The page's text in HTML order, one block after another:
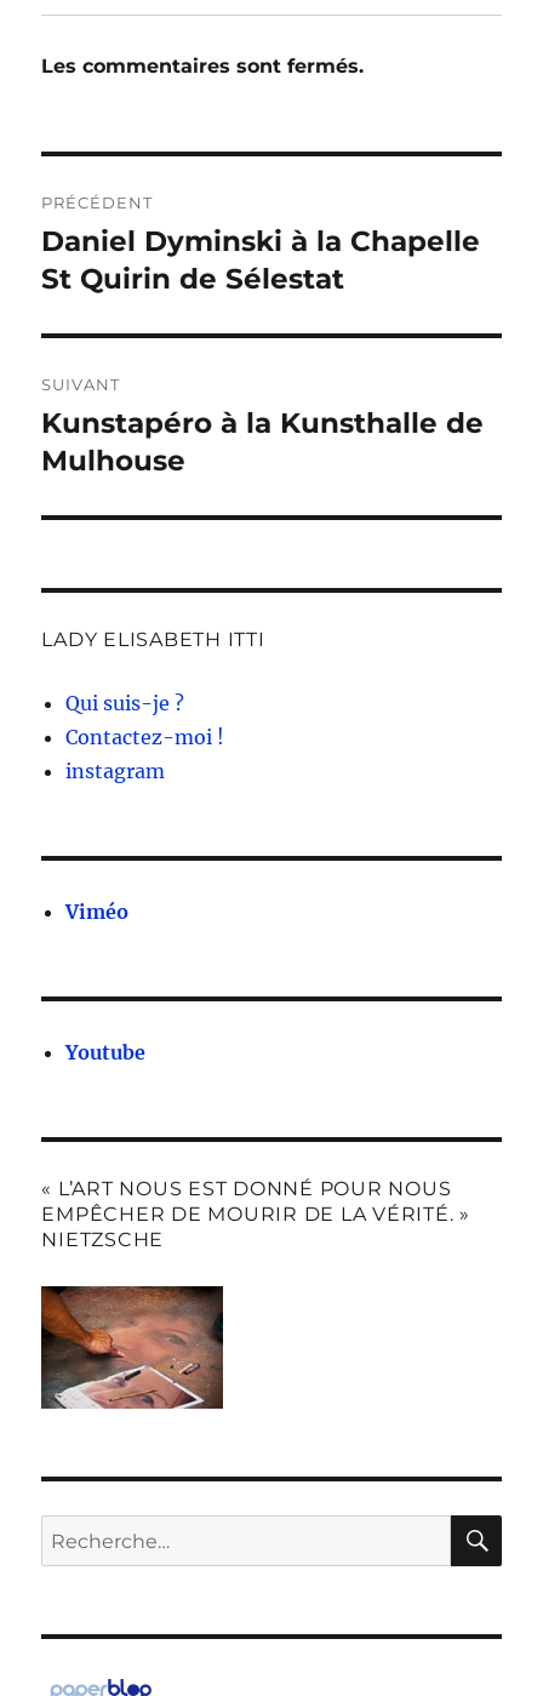
Les commentaires sont fermés.
de
l’article
PRÉCÉDENT
Publication
précédente :
Daniel Dyminski à la Chapelle
St Quirin de Sélestat
SUIVANT
Publication
suivante :
Kunstapéro à la Kunsthalle de
Mulhouse
LADY ELISABETH ITTI
Qui suis-je ?
Contactez-moi !
instagram
Viméo
Youtube
« L’ART NOUS EST DONNÉ POUR NOUS
EMPÊCHER DE MOURIR DE LA VÉRITÉ. »
NIETZSCHE
Recherche
pour :